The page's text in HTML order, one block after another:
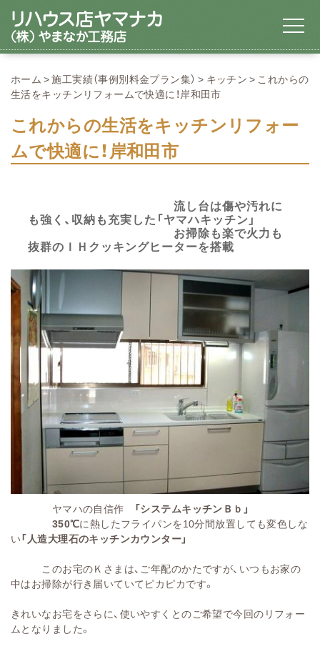
ホーム 施工実績（事例別料金プラン集） キッチン
これからの
生活をキッチンリフォームで快適に！岸和田市
これからの生活をキッチンリフォー
ムで快適に！岸和田市
流し台は傷や汚れに
も強く、収納も充実した「ヤマハキッチン」
お掃除も楽で火力も
抜群のＩＨクッキングヒーターを搭載
ヤマハの自信作 「システムキッチンＢｂ」
350℃に熱したフライパンを10分間放置しても変色しな
い「人造大理石のキッチンカウンター」
このお宅のＫさまは、ご年配のかたですが、いつもお家の
中はお掃除が行き届いていてピカピカです。
きれいなお宅をさらに、使いやすくとのご希望で今回のリフォー
ムとなりました。